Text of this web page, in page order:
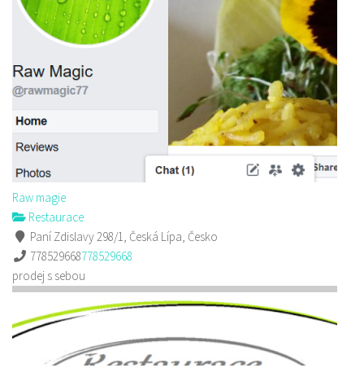
Raw magie
Restaurace
Paní Zdislavy 298/1, Česká Lípa, Česko
778529668778529668
prodej s sebou